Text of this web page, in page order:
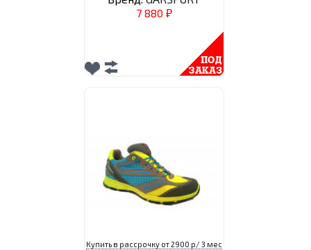
7 880 ₽
Купить в рассрочку от 2900 р/ 3 мес